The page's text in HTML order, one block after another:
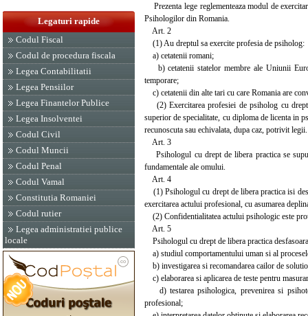
Legaturi rapide
Codul Fiscal
Codul de procedura fiscala
Legea Contabilitatii
Legea Pensiilor
Legea Finantelor Publice
Legea Insolventei
Codul Civil
Codul Muncii
Codul Penal
Codul Vamal
Constitutia Romaniei
Codul rutier
Legea administratiei publice
locale
Prezenta lege reglementeaza modul de
Psihologilor din Romania.
Art. 2
(1) Au dreptul sa exercite profesia de psiholog:
a) cetatenii romani;
b) cetatenii statelor membre ale Uniunii
temporare;
c) cetatenii din alte tari cu care Romania are
(2) Exercitarea profesiei de psiholog cu drept
superior de specialitate, cu diploma de licenta in
recunoscuta sau echivalata, dupa caz, potrivit legii.
Art. 3
Psihologul cu drept de libera practica se
fundamentale ale omului.
Art. 4
(1) Psihologul cu drept de libera practica isi
exercitarea actului profesional, cu asumarea
(2) Confidentialitatea actului psihologic este
Art. 5
Psihologul cu drept de libera practica
a) studiul comportamentului uman si al
b) investigarea si recomandarea cailor de
c) elaborarea si aplicarea de teste pentru
d) testarea psihologica, prevenirea si
profesional;